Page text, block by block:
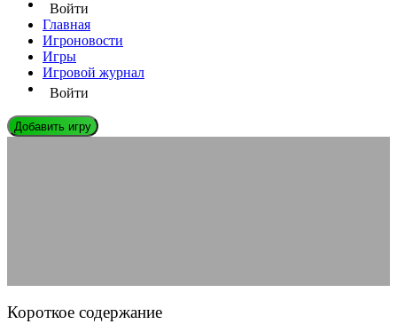
Войти
Главная
Игроновости
Игры
Игровой журнал
Войти
Добавить игру
Короткое содержание